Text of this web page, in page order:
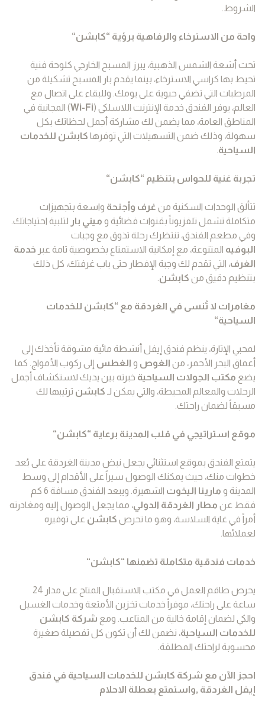
الشروط.
واحة من الاسترخاء والرفاهية برؤية “كابشن“
تحت أشعة الشمس الذهبية، يبرز المسبح الخارجي كلوحة فنية
تحيط بها كراسي الاسترخاء، بينما يقدم بار المسبح تشكيلة من
المرطبات التي تضفي حيوية على يومك. وللبقاء على اتصال مع
العالم، يوفر الفندق خدمة الإنترنت اللاسلكي (Wi-Fi) المجانية في
المناطق العامة، مما يضمن لك مشاركة أجمل لحظاتك بكل
سهولة، وذلك ضمن التسهيلات التي توفرها كابشن للخدمات
السياحية
تجربة غنية للحواس بتنظيم “كابشن“
تتألق الوحدات السكنية من غرف وأجنحة واسعة بتجهيزات
متكاملة تشمل تلفزيوناً بقنوات فضائية و ميني بار لتلبية احتياجاتك.
وفي مطعم الفندق، تنتظرك رحلة تذوق مع وجبات
البوفيه المتنوعة، مع إمكانية الاستمتاع بخصوصية تامة عبر خدمة
الغرف، التي تقدم لك وجبة الإفطار حتى باب غرفتك، كل ذلك
بتنظيم دقيق من كابشن
مغامرات لا تُنسى في الغردقة مع “كابشن للخدمات
السياحية“
لمحبي الإثارة، ينظم فندق إيفل أنشطة مائية مشوقة تأخذك إلى
أعماق البحر الأحمر، من الغوص و الغطس إلى ركوب الأمواج. كما
يضع مكتب الجولات السياحية خبرته بين يديك لاستكشاف أجمل
الرحلات والمعالم المحيطة، والتي يمكن لـ كابشن ترتيبها لك
مسبقاً لضمان راحتك.
موقع استراتيجي في قلب المدينة برعاية “كابشن“
يتمتع الفندق بموقع استثنائي يجعل نبض مدينة الغردقة على بُعد
خطوات منك، حيث يمكنك الوصول سيراً على الأقدام إلى وسط
المدينة و مارينا اليخوت
الشهيرة. ويبعد الفندق مسافة 6 كم
فقط عن مطار الغردقة الدولي، مما يجعل الوصول إليه ومغادرته
أمراً في غاية السلاسة، وهو ما تحرص كابشن على توفيره
لعملائها.
خدمات فندقية متكاملة تضمنها “كابشن“
يحرص طاقم العمل في مكتب الاستقبال المتاح على مدار 24
ساعة على راحتك، موفراً خدمات تخزين الأمتعة وخدمات الغسيل
والكي لضمان إقامة خالية من المتاعب. ومع شركة كابشن
للخدمات السياحية، نضمن لك أن تكون كل تفصيلة صغيرة
محسوبة لراحتك المطلقة.
احجز الآن مع شركة كابشن للخدمات السياحية في فندق
إيفل الغردقة ,واستمتع بعطلة الاحلام